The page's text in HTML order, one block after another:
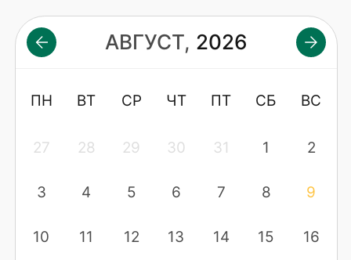
АВГУСТ, 2026
ПН ВТ СР ЧТ ПТ СБ ВС
27 28 29 30 31 1 2
3 4 5 6 7 8 9
10 11 12 13 14 15 16